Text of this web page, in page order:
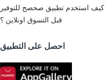
كيف استخدم تطبيق صحصح للتوفير
قبل التسوق اونلاين ؟
احصل على التطبيق